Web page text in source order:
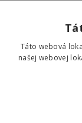
mať v
aj
na
premenil
pre ktorý
Táto webová
našej webovej